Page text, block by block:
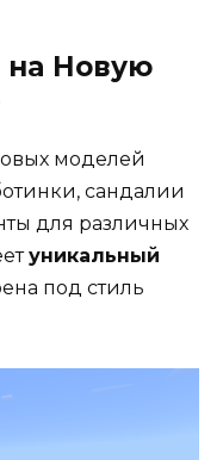
на Новую
моделей
сандалии
для различных
уникальный
под стиль